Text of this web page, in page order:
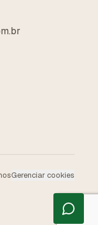
Gerenciar cookies